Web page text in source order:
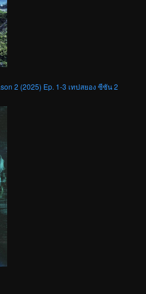
2 (2025) Ep. 1-3 เทปสยอง ซีซัน 2